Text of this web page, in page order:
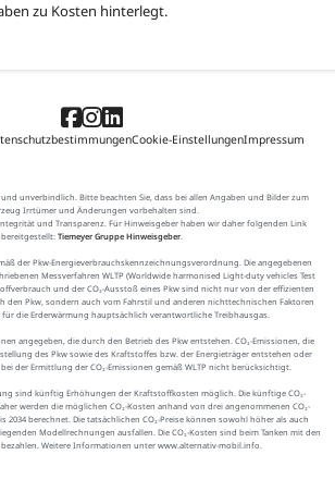
zu Kosten hinterlegt.
Cookie-EinstellungenImpressum
unverbindlich. Bitte beachten Sie, dass bei allen Angaben und Bilder zum
Irrtümer und Änderungen vorbehalten sind.
und Transparenz. Für Hinweisgeber haben wir daher folgenden Link
bereitgestellt: Tiemeyer Gruppe Hinweisgeber.
der Pkw-Energieverbrauchskennzeichnungsverordnung. Die angegebenen
Messverfahren WLTP (Worldwide harmonised Light-duty vehicles Test
und der CO₂-Ausstoß eines Pkw sind nicht nur von der effizienten
den Pkw, sondern auch vom Fahrstil und anderen nichttechnischen Faktoren
für die Erderwärmung hauptsächlich verantwortliche Treibhausgas.
angegeben, die durch den Betrieb des Pkw entstehen. CO₂-Emissionen, die
des Pkw sowie des Kraftstoffes bzw. der Energieträger entstehen oder
der Ermittlung der CO₂-Emissionen gemäß WLTP nicht berücksichtigt.
sind künftig Erhöhungen der Kraftstoffkosten möglich. Die künftige CO₂-
werden die möglichen CO₂-Kosten anhand von drei angenommenen CO₂-
2034 berechnet. Die tatsächlichen CO₂-Preise können sowohl höher als auch
Modellrechnungen ausfallen. Die CO₂-Kosten sind beim Tanken mit den
Weitere Informationen unter www.alternativ-mobil.info.